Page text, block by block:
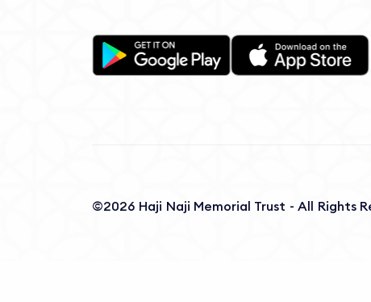
©2026 Haji Naji Memorial Trust - All Rights